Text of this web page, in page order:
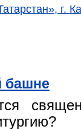
г.
башне